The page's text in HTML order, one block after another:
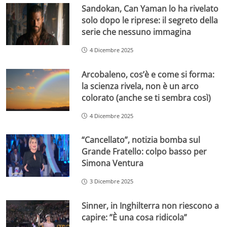
Sandokan, Can Yaman lo ha rivelato
solo dopo le riprese: il segreto della
serie che nessuno immagina
4 Dicembre 2025
Arcobaleno, cos’è e come si forma:
la scienza rivela, non è un arco
colorato (anche se ti sembra così)
4 Dicembre 2025
“Cancellato”, notizia bomba sul
Grande Fratello: colpo basso per
Simona Ventura
3 Dicembre 2025
Sinner, in Inghilterra non riescono a
capire: ”È una cosa ridicola”